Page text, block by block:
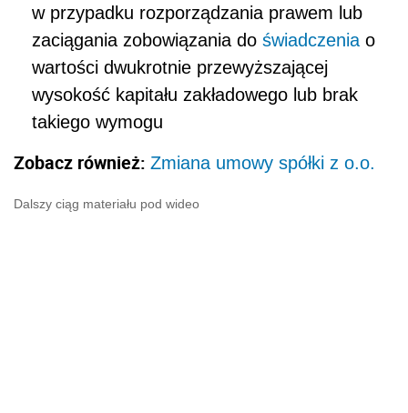
w przypadku rozporządzania prawem lub
zaciągania zobowiązania do świadczenia o
wartości dwukrotnie przewyższającej
wysokość kapitału zakładowego lub brak
takiego wymogu
Zobacz również: Zmiana umowy spółki z o.o.
Dalszy ciąg materiału pod wideo